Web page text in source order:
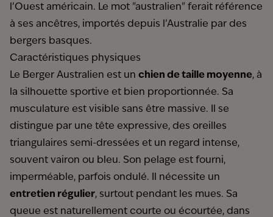
l’Ouest américain. Le mot "australien" ferait référence
à ses ancêtres, importés depuis l’Australie par des
bergers basques.
Caractéristiques physiques
Le Berger Australien est un chien de taille moyenne, à
la silhouette sportive et bien proportionnée. Sa
musculature est visible sans être massive. Il se
distingue par une tête expressive, des oreilles
triangulaires semi-dressées et un regard intense,
souvent vairon ou bleu. Son pelage est fourni,
imperméable, parfois ondulé. Il nécessite un
entretien régulier, surtout pendant les mues. Sa
queue est naturellement courte ou écourtée, dans